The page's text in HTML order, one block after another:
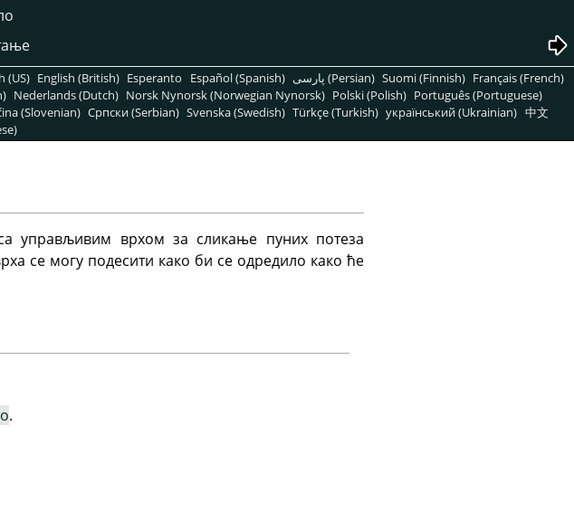
(US) English (British) Esperanto Español (Spanish) پارسی (Persian) Suomi (Finnish) Français (French)
Nederlands (Dutch) Norsk Nynorsk (Norwegian Nynorsk) Polski (Polish) Português (Portuguese)
(Slovenian) Српски (Serbian) Svenska (Swedish) Türkçe (Turkish) український (Ukrainian) 中文
управљивим врхом за сликање пуних потеза
се могу подесити како би се одредило како ће
.